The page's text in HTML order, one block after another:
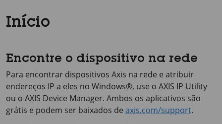
Início
Encontre o dispositivo na rede
Para encontrar dispositivos Axis na rede e atribuir
endereços IP a eles no Windows®, use o AXIS IP Utility
ou o AXIS Device Manager. Ambos os aplicativos são
grátis e podem ser baixados de axis.com/support.